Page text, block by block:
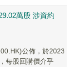
萬股 涉資約
公佈，於2023
每股回購價介乎